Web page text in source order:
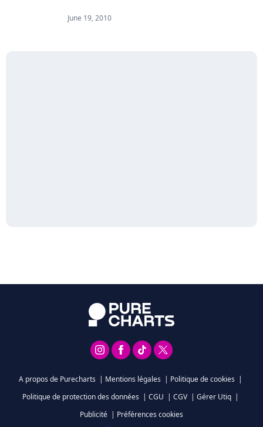
June 19, 2010
A propos de Purecharts | Mentions légales | Politique de cookies |
Politique de protection des données | CGU | CGV | Gérer Utiq |
Publicité | Préférences cookies